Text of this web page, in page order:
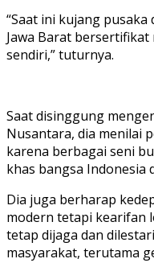
“Saat ini kujang
Jawa Barat
sendiri,” tuturnya.
Saat disinggung
Nusantara, dia menilai
karena berbagai seni
khas bangsa Indonesia
Dia juga berharap
modern tetapi kearifan
tetap dijaga dan
masyarakat, terutama